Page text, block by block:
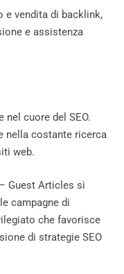
e vendita di backlink,
e assistenza
nel cuore del SEO.
nella costante ricerca
web.
Guest Articles si
campagne di
che favorisce
di strategie SEO